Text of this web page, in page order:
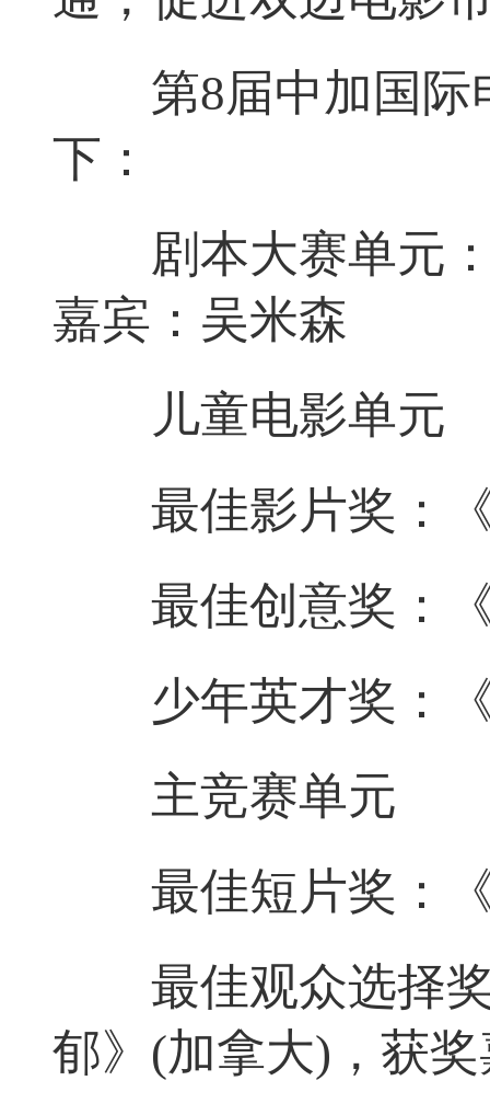
第8届中加国际
下：
剧本大赛单元：
嘉宾：吴米森
儿童电影单元
最佳影片奖：《
最佳创意奖：《
少年英才奖：《
主竞赛单元
最佳短片奖：《
最佳观众选择奖
郁》(加拿大)，获